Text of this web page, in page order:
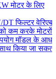
मोटर के लिए
DT फिल्टर
कम करके मोटरों
मॉडल के
किया जा